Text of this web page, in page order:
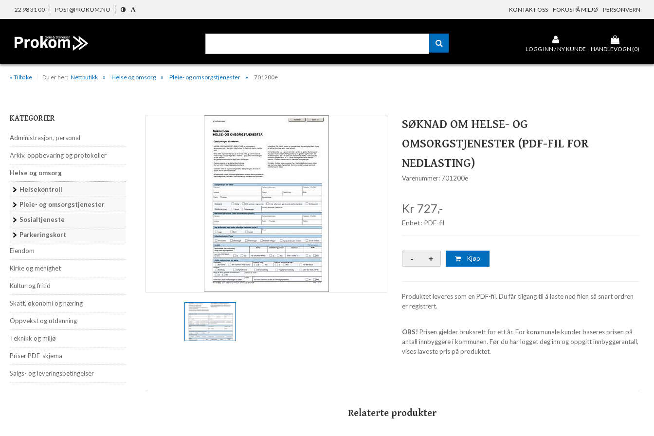
22 98 31 00 POST@PROKOM.NO KONTAKT OSS FOKUS PÅ MILJØ PERSONVERN
LOGG INN / NY KUNDE HANDLEVOGN (0)
« Tilbake Du er her: Nettbutikk Helse og omsorg Pleie- og omsorgstjenester 701200e
KATEGORIER
Administrasjon, personal
Arkiv, oppbevaring og protokoller
Helse og omsorg
Helsekontroll
Pleie- og omsorgstjenester
Sosialtjeneste
Parkeringskort
Eiendom
Kirke og menighet
Kultur og fritid
Skatt, økonomi og næring
Oppvekst og utdanning
Teknikk og miljø
Priser PDF-skjema
Salgs- og leveringsbetingelser
SØKNAD OM HELSE- OG
OMSORGSTJENESTER (PDF-FIL FOR
NEDLASTING)
Varenummer: 701200e
Kr 727,-
Enhet: PDF-fil
Kjøp
Produktet leveres som en PDF-fil. Du får tilgang til å laste ned filen så snart ordren
er registrert.
OBS! Prisen gjelder bruksrett for ett år. For kommunale kunder baseres prisen på
antall innbyggere i kommunen. Før du har logget deg inn og oppgitt innbyggerantall,
vises laveste pris på produktet.
Relaterte produkter